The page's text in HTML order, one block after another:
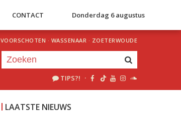
CONTACT Donderdag 6 augustus
VOORSCHOTEN · WASSENAAR · ZOETERWOUDE
TIPS?! ·
LAATSTE NIEUWS